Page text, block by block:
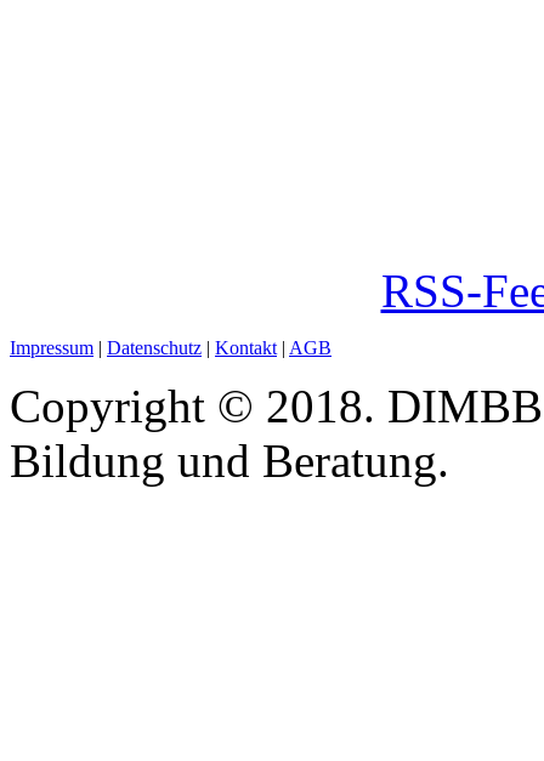
RSS-
Impressum | Datenschutz | Kontakt | AGB
Copyright © 2018.
Bildung und Beratung.